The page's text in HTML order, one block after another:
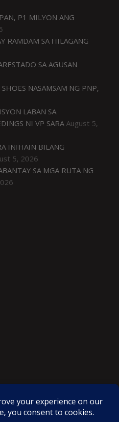
P1 MILYON ANG
RAMDAM SA HILAGANG
SA AGUSAN
NASAMSAM NG PNP,
LABAN SA
NI VP SARA August 5,
INIHAIN BILANG
5, 2026
SA MGA RUTA NG